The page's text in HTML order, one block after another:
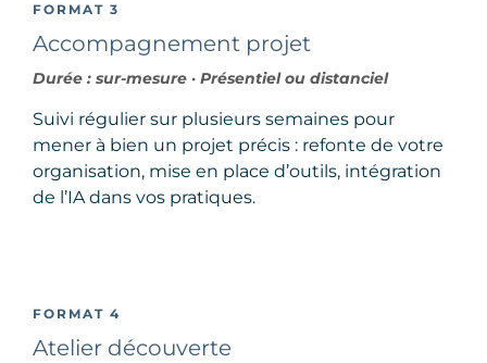
FORMAT 3
Accompagnement projet
Durée : sur-mesure · Présentiel ou distanciel
Suivi régulier sur plusieurs semaines pour
mener à bien un projet précis : refonte de votre
organisation, mise en place d’outils, intégration
de l’IA dans vos pratiques.
FORMAT 4
Atelier découverte